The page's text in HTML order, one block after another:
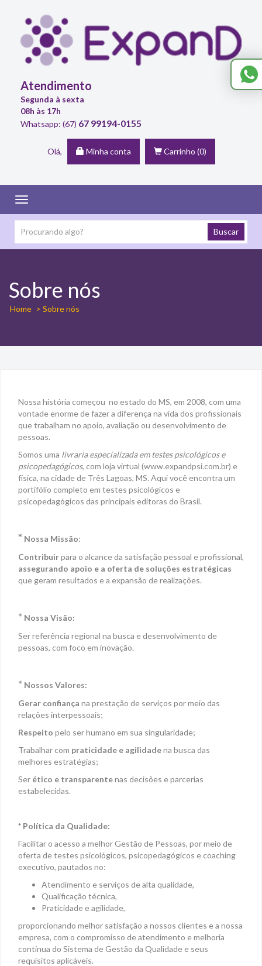
Atendimento
Segunda à sexta
08h às 17h
Whatsapp: (67) 67 99194-0155
Olá, Minha conta Carrinho (0)
Toggle
navigation
Buscar
Sobre nós
Home > Sobre nós
Nossa história começou no estado do MS, em 2008, com uma
vontade enorme de fazer a diferença na vida dos profissionais
que trabalham no apoio, avaliação ou desenvolvimento de
pessoas.
Somos uma livraria especializada em testes psicológicos e
psicopedagógicos, com loja virtual (www.expandpsi.com.br) e
física, na cidade de Três Lagoas, MS. Aqui você encontra um
portifólio completo em testes psicológicos e
psicopedagógicos das principais editoras do Brasil.
* Nossa Missão:
Contribuirpara o alcance da satisfação pessoal e profissional,
assegurando apoio e a oferta de soluções estratégicas
que geram resultados e a expansão de realizações.
* Nossa Visão:
Ser referência regional na busca e desenvolvimento de
pessoas, com foco em inovação.
* Nossos Valores:
Gerar confiança na prestação de serviços por meio das
relações interpessoais;
Respeito pelo ser humano em sua singularidade;
Trabalhar com praticidade e agilidadena busca das
melhores estratégias;
Ser ético e transparentenas decisões e parcerias
estabelecidas.
* Política da Qualidade:
Facilitar o acesso a melhor Gestão de Pessoas, por meio de
oferta de testes psicológicos, psicopedagógicos e coaching
executivo, pautados no:
Atendimento e serviços de alta qualidade,
Qualificação técnica,
Praticidade e agilidade,
proporcionando melhor satisfação a nossos clientes e a nossa
empresa, com o compromisso de atendimento e melhoria
contínua do Sistema de Gestão da Qualidade e seus
requisitos aplicáveis.